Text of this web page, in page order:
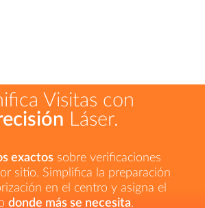
Visitas con
Láser.
exactos sobre verificaciones
sitio. Simplifica la preparación
en el centro y asigna el
donde más se necesita.